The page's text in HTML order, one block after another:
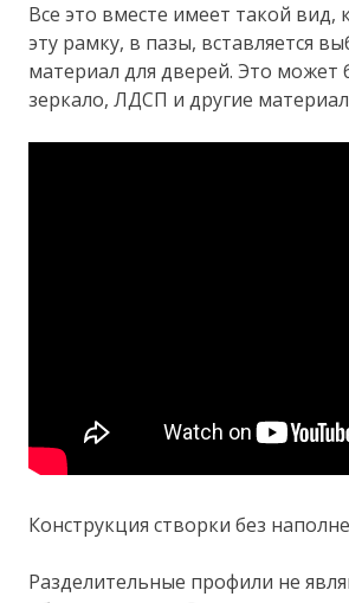
Все это вместе имеет такой вид,
эту рамку, в пазы, вставляется
материал для дверей. Это может
зеркало, ЛДСП и другие
Конструкция створки без
Разделительные профили не